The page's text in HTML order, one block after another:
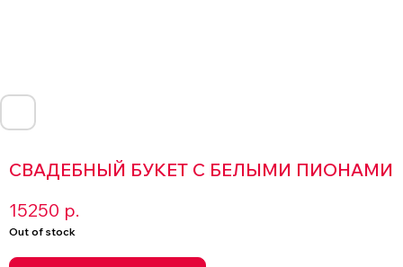
СВАДЕБНЫЙ БУКЕТ С БЕЛЫМИ ПИОНАМИ
15250 р.
Out of stock